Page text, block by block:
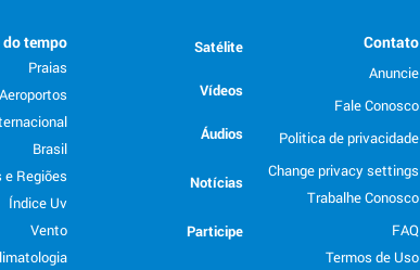
Contato
Anuncie
Fale Conosco
Politica de privacidade
Change privacy settings
Trabalhe Conosco
FAQ
Termos de Uso
Satélite
Vídeos
Áudios
Notícias
Participe
tempo
Praias
Aeroportos
Brasil
e Regiões
Índice Uv
Vento